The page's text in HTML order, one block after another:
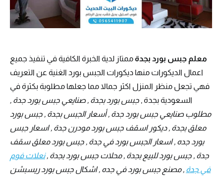
معلم جبس بورد بجدة ممتاز لدية الخبرة الكافية في تنفيذ جميع
اعمال الديكورات منها ديكورات الجبس بورد الغنية عن التعريف
فهي تجعل منظر المنزل اكثر جمالا مما جعلها مطلوبة بكثرة في
السعودية بجدة , جبس بورد بجدة , صنايعي جبس بورد جدة ,
مطلوب صنايعي جبس بورد جدة , أسعار الجبس بجدة , جبس بورد
معلق بجدة , ديكور اسقف جبس بورد مودرن جدة , اسعار جبس
بورد جده , اسعار الجبس بورد في جدة , جبس بورد معلق سقف
جدة , جبس بورد للبيع بجدة , محلات جبس بورد بجدة ,نعلات فوم
في جدة , مصنع جبس بورد في جده , اشكال جبس بورد ريسبشن